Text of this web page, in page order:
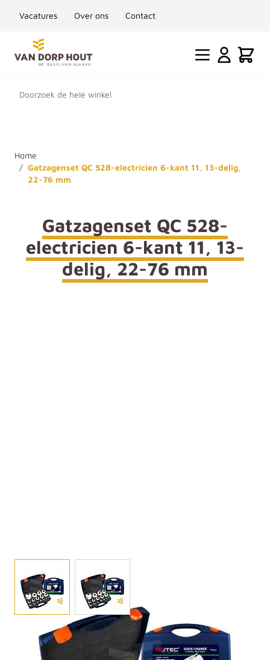
Vacatures Over ons Contact
Ga naar de inhoud
Cart
Doorzoek de hele winkel
Home
/ Gatzagenset QC 528-electricien 6-kant 11, 13-delig,
22-76 mm
Gatzagenset QC 528-
electricien 6-kant 11, 13-
delig, 22-76 mm
In deze 13-delige set zitten meerdere gatzagen en
bijbehorende onderdelen, zoals houders, uitwerpveren